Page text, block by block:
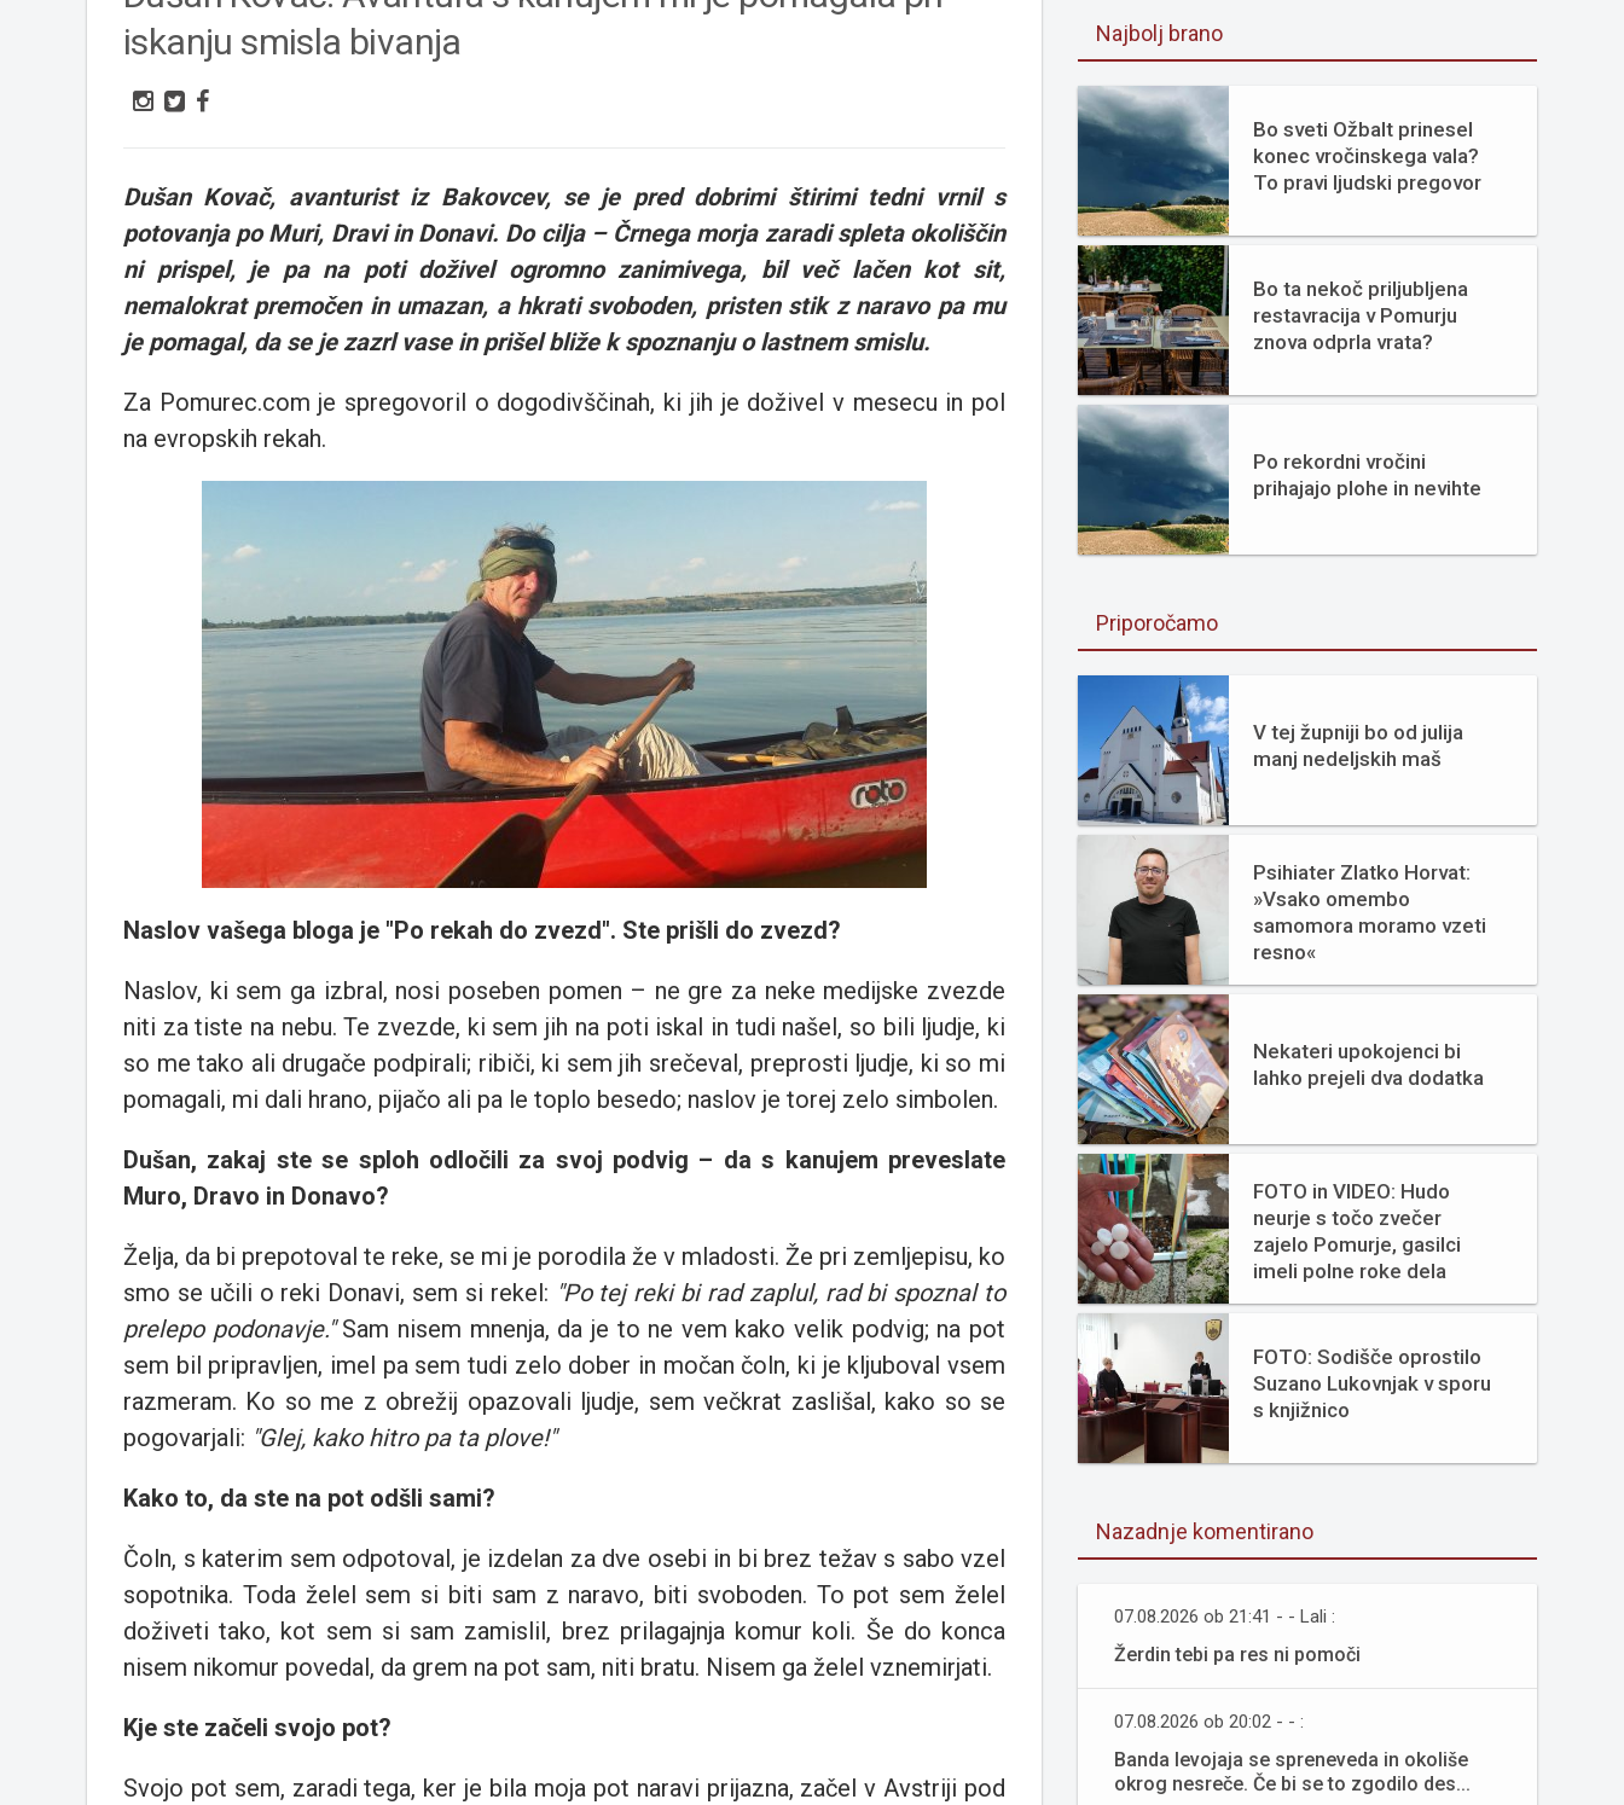
iskanju smisla bivanja
Dušan Kovač, avanturist iz Bakovcev, se je pred dobrimi štirimi tedni vrnil s
potovanja po Muri, Dravi in Donavi. Do cilja – Črnega morja zaradi spleta okoliščin
ni prispel, je pa na poti doživel ogromno zanimivega, bil več lačen kot sit,
nemalokrat premočen in umazan, a hkrati svoboden, pristen stik z naravo pa mu
je pomagal, da se je zazrl vase in prišel bliže k spoznanju o lastnem smislu.
Za Pomurec.com je spregovoril o dogodivščinah, ki jih je doživel v mesecu in pol
na evropskih rekah.
Naslov vašega bloga je "Po rekah do zvezd". Ste prišli do zvezd?
Naslov, ki sem ga izbral, nosi poseben pomen – ne gre za neke medijske zvezde
niti za tiste na nebu. Te zvezde, ki sem jih na poti iskal in tudi našel, so bili ljudje, ki
so me tako ali drugače podpirali; ribiči, ki sem jih srečeval, preprosti ljudje, ki so mi
pomagali, mi dali hrano, pijačo ali pa le toplo besedo; naslov je torej zelo simbolen.
Dušan, zakaj ste se sploh odločili za svoj podvig – da s kanujem preveslate
Muro, Dravo in Donavo?
Želja, da bi prepotoval te reke, se mi je porodila že v mladosti. Že pri zemljepisu, ko
smo se učili o reki Donavi, sem si rekel: "Po tej reki bi rad zaplul, rad bi spoznal to
prelepo podonavje."Sam nisem mnenja, da je to ne vem kako velik podvig; na pot
sem bil pripravljen, imel pa sem tudi zelo dober in močan čoln, ki je kljuboval vsem
razmeram. Ko so me z obrežij opazovali ljudje, sem večkrat zaslišal, kako so se
pogovarjali: "Glej, kako hitro pa ta plove!"
Kako to, da ste na pot odšli sami?
Čoln, s katerim sem odpotoval, je izdelan za dve osebi in bi brez težav s sabo vzel
sopotnika. Toda želel sem si biti sam z naravo, biti svoboden. To pot sem želel
doživeti tako, kot sem si sam zamislil, brez prilagajnja komur koli. Še do konca
nisem nikomur povedal, da grem na pot sam, niti bratu. Nisem ga želel vznemirjati.
Kje ste začeli svojo pot?
Svojo pot sem, zaradi tega, ker je bila moja pot naravi prijazna, začel v Avstriji pod
Najbolj brano
Bo sveti Ožbalt prinesel
konec vročinskega vala?
To pravi ljudski pregovor
Bo ta nekoč priljubljena
restavracija v Pomurju
znova odprla vrata?
Po rekordni vročini
prihajajo plohe in nevihte
Priporočamo
V tej župniji bo od julija
manj nedeljskih maš
Psihiater Zlatko Horvat:
»Vsako omembo
samomora moramo vzeti
resno«
Nekateri upokojenci bi
lahko prejeli dva dodatka
FOTO in VIDEO: Hudo
neurje s točo zvečer
zajelo Pomurje, gasilci
imeli polne roke dela
FOTO: Sodišče oprostilo
Suzano Lukovnjak v sporu
s knjižnico
Nazadnje komentirano
07.08.2026 ob 21:41 - - Lali :
Žerdin tebi pa res ni pomoči
07.08.2026 ob 20:02 - - :
Banda levojaja se spreneveda in okoliše
okrog nesreče. Če bi se to zgodilo des...